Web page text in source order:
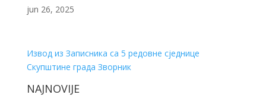
jun 26, 2025
Извод из Записника са 5 редовне сједнице
Скупштине града Зворник
NAJNOVIJE